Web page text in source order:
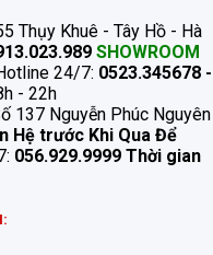
Thụy Khuê - Tây Hồ - Hà
SHOWROOM
24/7: 0523.345678 -
- 22h
137 Nguyễn Phúc Nguyên
Hệ trước Khi Qua Để
056.929.9999 Thời gian